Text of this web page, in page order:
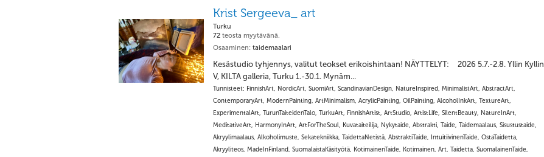
Krist Sergeeva_ art
Turku
72 teosta myytävänä.
Osaaminen: taidemaalari
Kesästudio tyhjennys, valitut teokset erikoishintaan! NÄYTTELYT: 2026 5.7.-2.8. Yllin Kyllin
V, KILTA galleria, Turku 1.-30.1. Mynäm...
Tunnisteet: FinnishArt, NordicArt, SuomiArt, ScandinavianDesign, NatureInspired, MinimalistArt, AbstractArt,
ContemporaryArt, ModernPainting, ArtMinimalism, AcrylicPainting, OilPainting, AlcoholInkArt, TextureArt,
ExperimentalArt, TurunTaiteidenTalo, TurkuArt, FinnishArtist, ArtStudio, ArtistLife, SilentBeauty, NatureInArt,
MeditativeArt, HarmonyInArt, ArtForTheSoul, Kuvataiteilija, Nykytaide, Abstrakti, Taide, Taidemaalaus, Sisustustaide,
Akryylimaalaus, Alkoholimuste, Sekatekniikka, TaidettaNetistä, AbstraktiTaide, IntuitiivinenTaide, OstaTaidetta,
Akryyliteos, MadeInFinland, SuomalaistaKäsityötä, KotimainenTaide, Kotimainen, Art, Taidetta, SuomalainenTaide,